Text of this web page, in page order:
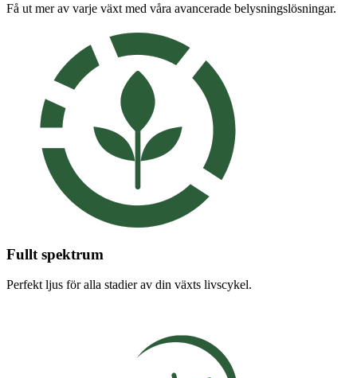
Få ut mer av varje växt med våra avancerade belysningslösningar.
Fullt spektrum
Perfekt ljus för alla stadier av din växts livscykel.